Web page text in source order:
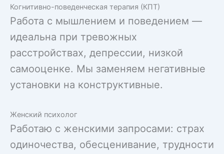
Когнитивно-поведенческая терапия (КПТ)
Работа с мышлением и поведением —
идеальна при тревожных
расстройствах, депрессии, низкой
самооценке. Мы заменяем негативные
установки на конструктивные.
Женский психолог
Работаю с женскими запросами: страх
одиночества, обесценивание, трудности